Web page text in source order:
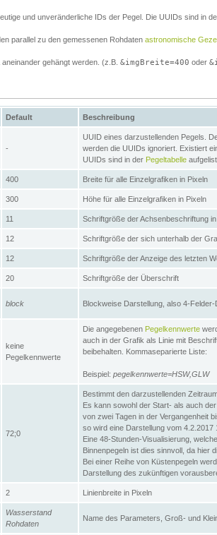
und unveränderliche IDs der Pegel. Die UUIDs sind in
parallel zu den gemessenen Rohdaten astronomische
gehängt werden. (z.B. &imgBreite=400 oder
Default Beschreibung
-
UUID eines darzustellenden Pegels.
werden die UUIDs ignoriert. Existiert
UUIDs sind in der Pegeltabelle
400 Breite für alle Einzelgrafiken in Pixeln
300 Höhe für alle Einzelgrafiken in Pixeln
11 Schriftgröße der Achsenbeschriftung
12 Schriftgröße der sich unterhalb der
12 Schriftgröße der Anzeige des letzten
20 Schriftgröße der Überschrift
block Blockweise Darstellung, also 4-
keine
Pegelkennwerte
Die angegebenen Pegelkennwerte
auch in der Grafik als Linie mit
beibehalten. Kommaseparierte Liste:
Beispiel: pegelkennwerte=HSW,GLW
72;0
Bestimmt den darzustellenden
Es kann sowohl der Start- als auch
von zwei Tagen in der Vergangenheit
so wird eine Darstellung vom 4.2.2017
Eine 48-Stunden-Visualisierung,
Binnenpegeln ist dies sinnvoll, da hier
Bei einer Reihe von Küstenpegeln
Darstellung des zukünftigen
2 Linienbreite in Pixeln
Wasserstand
Rohdaten
Name des Parameters, Groß- und